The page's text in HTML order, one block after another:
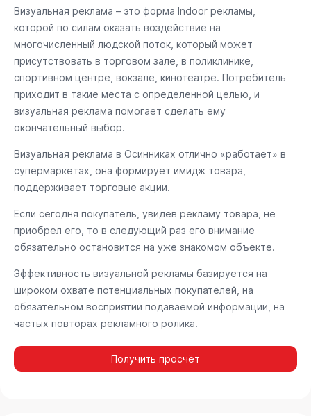
Визуальная реклама – это форма Indoor рекламы,
которой по силам оказать воздействие на
многочисленный людской поток, который может
присутствовать в торговом зале, в поликлинике,
спортивном центре, вокзале, кинотеатре. Потребитель
приходит в такие места с определенной целью, и
визуальная реклама помогает сделать ему
окончательный выбор.
Визуальная реклама в Осинниках отлично «работает» в
супермаркетах, она формирует имидж товара,
поддерживает торговые акции.
Если сегодня покупатель, увидев рекламу товара, не
приобрел его, то в следующий раз его внимание
обязательно остановится на уже знакомом объекте.
Эффективность визуальной рекламы базируется на
широком охвате потенциальных покупателей, на
обязательном восприятии подаваемой информации, на
частых повторах рекламного ролика.
Получить просчёт